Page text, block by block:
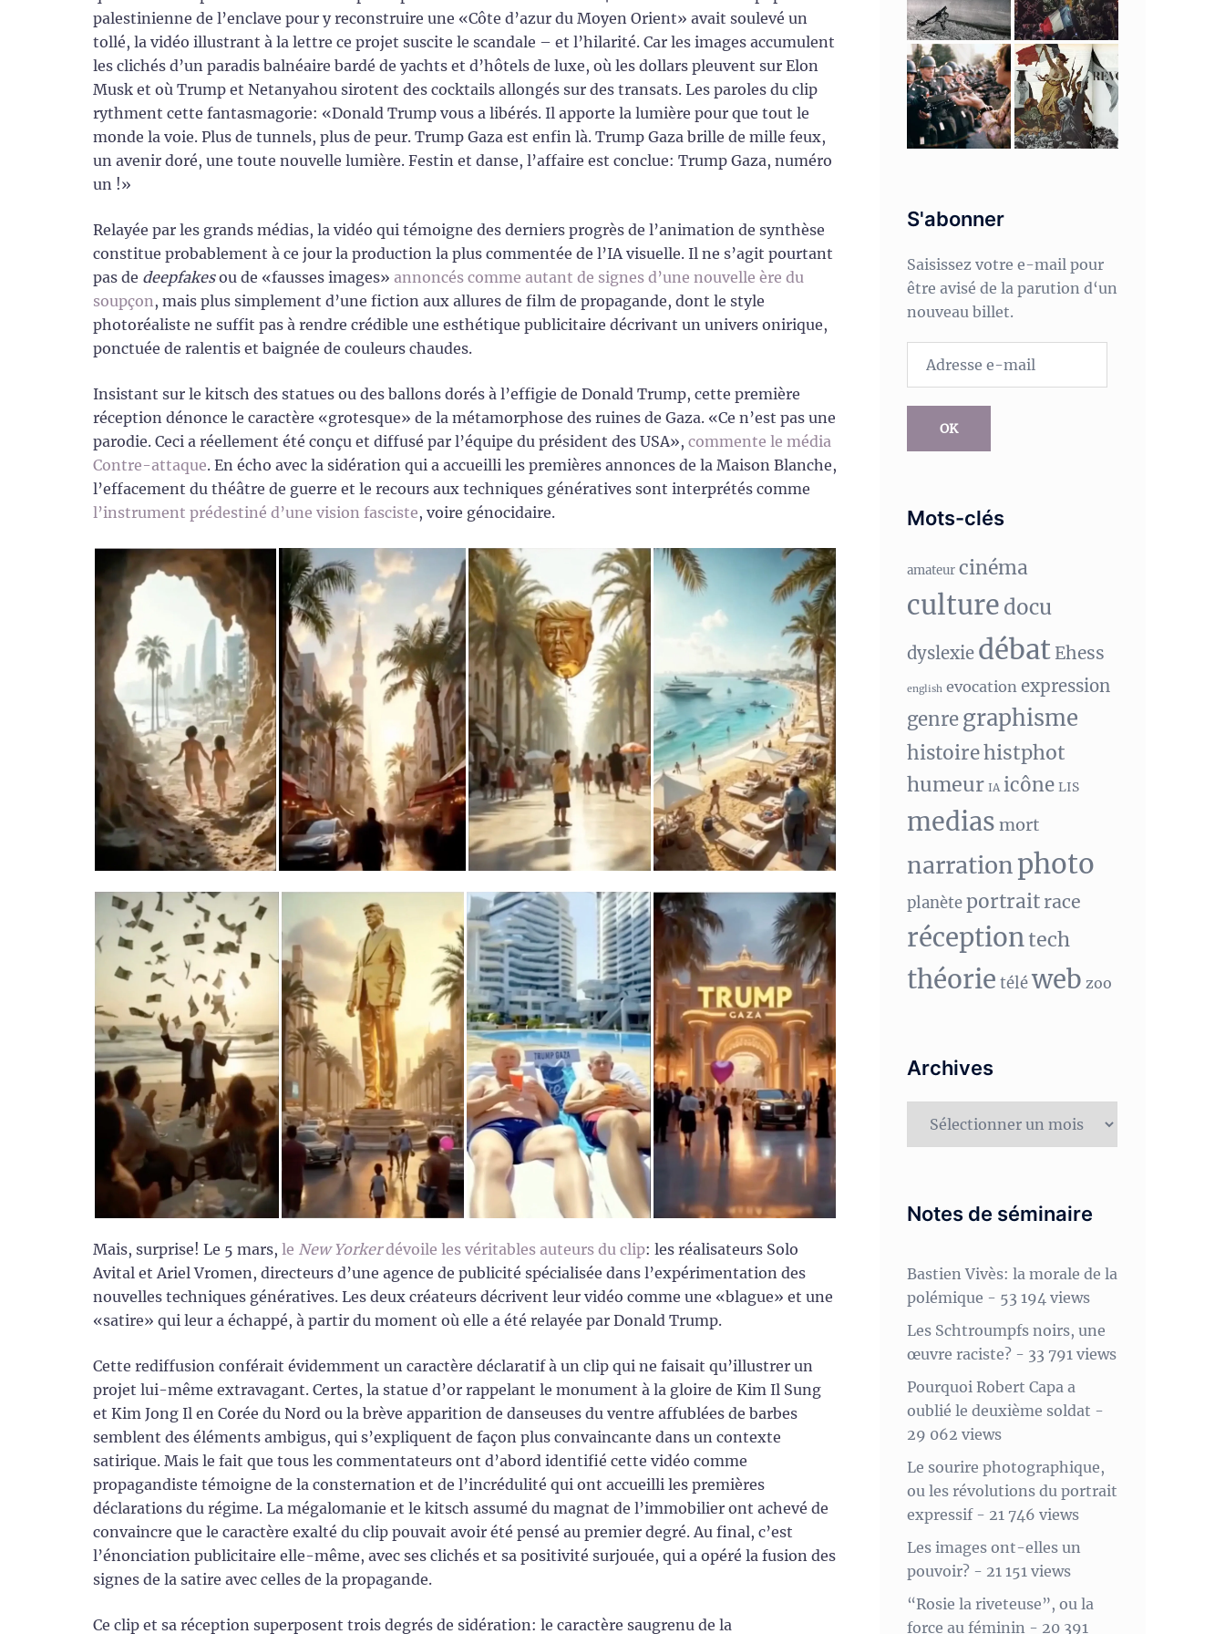
palestinienne de l’enclave pour y reconstruire une «Côte d’azur du Moyen Orient» avait soulevé un
tollé, la vidéo illustrant à la lettre ce projet suscite le scandale – et l’hilarité. Car les images accumulent
les clichés d’un paradis balnéaire bardé de yachts et d’hôtels de luxe, où les dollars pleuvent sur Elon
Musk et où Trump et Netanyahou sirotent des cocktails allongés sur des transats. Les paroles du clip
rythment cette fantasmagorie: «Donald Trump vous a libérés. Il apporte la lumière pour que tout le
monde la voie. Plus de tunnels, plus de peur. Trump Gaza est enfin là. Trump Gaza brille de mille feux,
un avenir doré, une toute nouvelle lumière. Festin et danse, l’affaire est conclue: Trump Gaza, numéro
un !»
Relayée par les grands médias, la vidéo qui témoigne des derniers progrès de l’animation de synthèse
constitue probablement à ce jour la production la plus commentée de l’IA visuelle. Il ne s’agit pourtant
pas de deepfakesou de «fausses images» annoncés comme autant de signes d’une nouvelle ère du
soupçon, mais plus simplement d’une fiction aux allures de film de propagande, dont le style
photoréaliste ne suffit pas à rendre crédible une esthétique publicitaire décrivant un univers onirique,
ponctuée de ralentis et baignée de couleurs chaudes.
Insistant sur le kitsch des statues ou des ballons dorés à l’effigie de Donald Trump, cette première
réception dénonce le caractère «grotesque» de la métamorphose des ruines de Gaza. «Ce n’est pas une
parodie. Ceci a réellement été conçu et diffusé par l’équipe du président des USA», commente le média
Contre-attaque. En écho avec la sidération qui a accueilli les premières annonces de la Maison Blanche,
l’effacement du théâtre de guerre et le recours aux techniques génératives sont interprétés comme
l’instrument prédestiné d’une vision fasciste, voire génocidaire.
Mais, surprise! Le 5 mars, le New Yorkerdévoile les véritables auteurs du clip: les réalisateurs Solo
Avital et Ariel Vromen, directeurs d’une agence de publicité spécialisée dans l’expérimentation des
nouvelles techniques génératives. Les deux créateurs décrivent leur vidéo comme une «blague» et une
«satire» qui leur a échappé, à partir du moment où elle a été relayée par Donald Trump.
Cette rediffusion conférait évidemment un caractère déclaratif à un clip qui ne faisait qu’illustrer un
projet lui-même extravagant. Certes, la statue d’or rappelant le monument à la gloire de Kim Il Sung
et Kim Jong Il en Corée du Nord ou la brève apparition de danseuses du ventre affublées de barbes
semblent des éléments ambigus, qui s’expliquent de façon plus convaincante dans un contexte
satirique. Mais le fait que tous les commentateurs ont d’abord identifié cette vidéo comme
propagandiste témoigne de la consternation et de l’incrédulité qui ont accueilli les premières
déclarations du régime. La mégalomanie et le kitsch assumé du magnat de l’immobilier ont achevé de
convaincre que le caractère exalté du clip pouvait avoir été pensé au premier degré. Au final, c’est
l’énonciation publicitaire elle-même, avec ses clichés et sa positivité surjouée, qui a opéré la fusion des
signes de la satire avec celles de la propagande.
Ce clip et sa réception superposent trois degrés de sidération: le caractère saugrenu de la
S'abonner
Saisissez votre e-mail pour
être avisé de la parution d‘un
nouveau billet.
OK
Mots-clés
amateur cinéma
culture docu
dyslexie débat Ehess
english evocation expression
genre graphisme
histoirehistphot
humeur IA icône LIS
medias mort
narrationphoto
planète portrait race
réceptiontech
théorie téléweb zoo
Archives
Notes de séminaire
Bastien Vivès: la morale de la
polémique - 53 194 views
Les Schtroumpfs noirs, une
œuvre raciste?- 33 791 views
Pourquoi Robert Capa a
oublié le deuxième soldat -
29 062 views
Le sourire photographique,
ou les révolutions du portrait
expressif- 21 746 views
Les images ont-elles un
pouvoir?- 21 151 views
“Rosie la riveteuse”, ou la
force au féminin - 20 391